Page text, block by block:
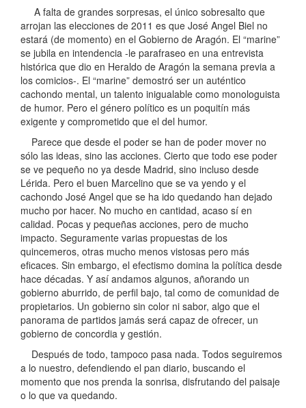
A falta de grandes sorpresas, el único sobresalto que
arrojan las elecciones de 2011 es que José Angel Biel no
estará (de momento) en el Gobierno de Aragón. El “marine”
se jubila en intendencia -le parafraseo en una entrevista
histórica que dio en Heraldo de Aragón la semana previa a
los comicios-. El “marine” demostró ser un auténtico
cachondo mental, un talento inigualable como monologuista
de humor. Pero el género político es un poquitín más
exigente y comprometido que el del humor.
Parece que desde el poder se han de poder mover no
sólo las ideas, sino las acciones. Cierto que todo ese poder
se ve pequeño no ya desde Madrid, sino incluso desde
Lérida. Pero el buen Marcelino que se va yendo y el
cachondo José Angel que se ha ido quedando han dejado
mucho por hacer. No mucho en cantidad, acaso sí en
calidad. Pocas y pequeñas acciones, pero de mucho
impacto. Seguramente varias propuestas de los
quincemeros, otras mucho menos vistosas pero más
eficaces. Sin embargo, el efectismo domina la política desde
hace décadas. Y así andamos algunos, añorando un
gobierno aburrido, de perfil bajo, tal como de comunidad de
propietarios. Un gobierno sin color ni sabor, algo que el
panorama de partidos jamás será capaz de ofrecer, un
gobierno de concordia y gestión.
Después de todo, tampoco pasa nada. Todos seguiremos
a lo nuestro, defendiendo el pan diario, buscando el
momento que nos prenda la sonrisa, disfrutando del paisaje
o lo que va quedando.